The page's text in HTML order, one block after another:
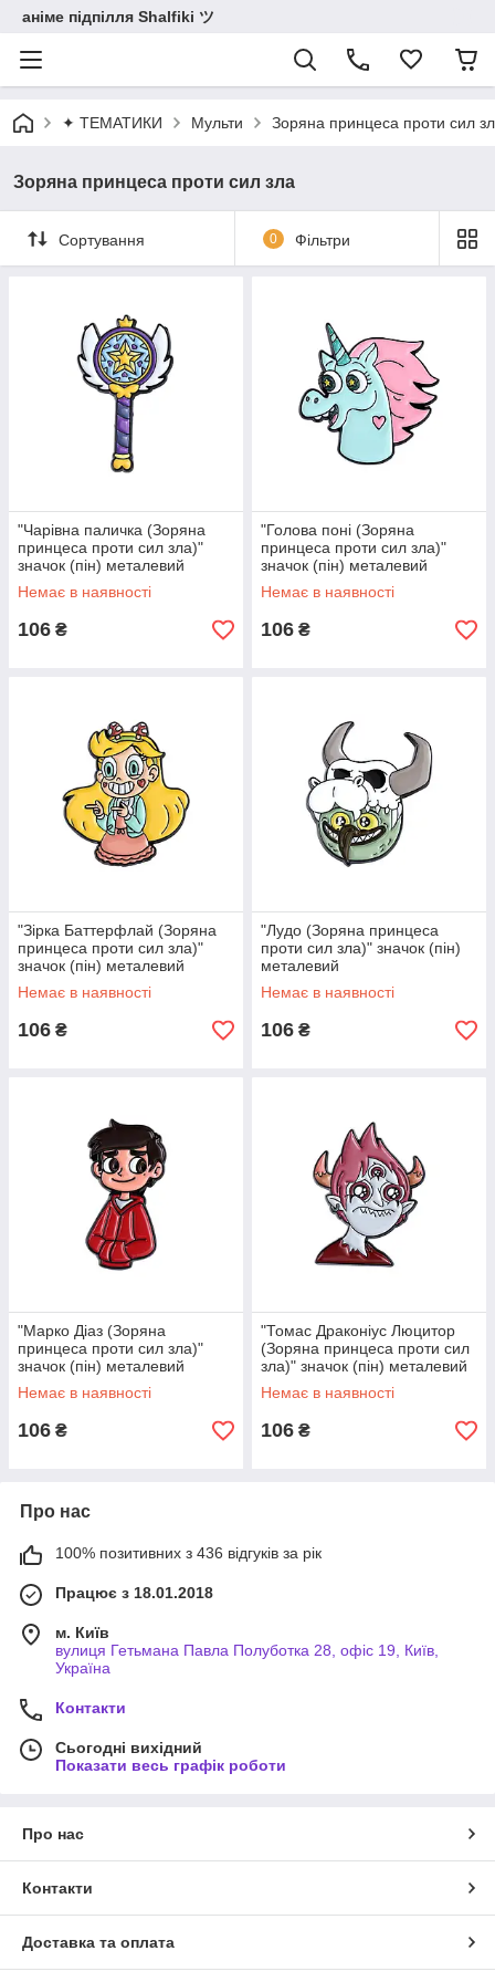
аніме підпілля Shalfiki ツ
✦ ТЕМАТИКИ Мульти Зоряна принцеса проти сил
Зоряна принцеса проти сил зла
Сортування 0 Фільтри
"Чарівна паличка (Зоряна
принцеса проти сил зла)"
значок (пін) металевий
Немає в наявності
106 ₴
"Голова поні (Зоряна
принцеса проти сил зла)"
значок (пін) металевий
Немає в наявності
106 ₴
"Зірка Баттерфлай (Зоряна
принцеса проти сил зла)"
значок (пін) металевий
Немає в наявності
106 ₴
"Лудо (Зоряна принцеса
проти сил зла)" значок (пін)
металевий
Немає в наявності
106 ₴
"Марко Діаз (Зоряна
принцеса проти сил зла)"
значок (пін) металевий
Немає в наявності
106 ₴
"Томас Драконіус Люцитор
(Зоряна принцеса проти сил
зла)" значок (пін) металевий
Немає в наявності
106 ₴
Про нас
100% позитивних з 436 відгуків за рік
Працює з 18.01.2018
м. Київ
вулиця Гетьмана Павла Полуботка 28, офіс 19, Київ,
Україна
Контакти
Сьогодні вихідний
Показати весь графік роботи
Про нас
Контакти
Доставка та оплата